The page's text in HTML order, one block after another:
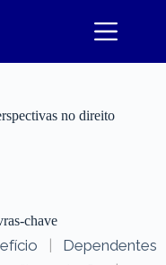
no direito
chave
|
Dependentes